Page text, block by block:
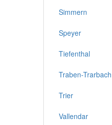
Simmern
Speyer
Tiefenthal
Traben-Trarbach
Trier
Vallendar